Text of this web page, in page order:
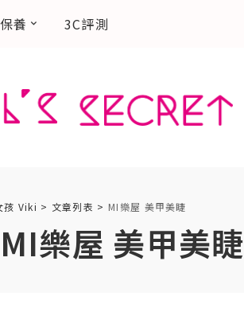
養 3C評測
孩 Viki > 文章列表 > MI樂屋 美甲美睫
MI樂屋 美甲美睫